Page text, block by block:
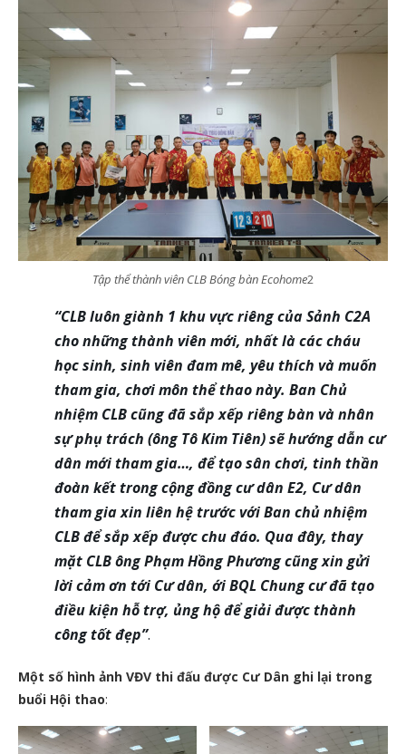
Tập thể thành viên CLB Bóng bàn Ecohome2
“CLB luôn giành 1 khu vực riêng của Sảnh C2A
cho những thành viên mới, nhất là các cháu
học sinh, sinh viên đam mê, yêu thích và muốn
tham gia, chơi môn thể thao này. Ban Chủ
nhiệm CLB cũng đã sắp xếp riêng bàn và nhân
sự phụ trách (ông Tô Kim Tiên) sẽ hướng dẫn cư
dân mới tham gia…, để tạo sân chơi, tinh thần
đoàn kết trong cộng đồng cư dân E2, Cư dân
tham gia xin liên hệ trước với Ban chủ nhiệm
CLB để sắp xếp được chu đáo. Qua đây, thay
mặt CLB ông Phạm Hồng Phương cũng xin gửi
lời cảm ơn tới Cư dân, ới BQL Chung cư đã tạo
điều kiện hỗ trợ, ủng hộ để giải được thành
công tốt đẹp”.
Một số hình ảnh VĐV thi đấu được Cư Dân ghi lại trong
buổi Hội thao: